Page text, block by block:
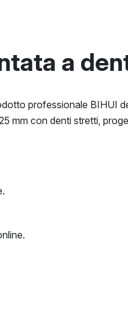
a
professionale
mm con denti stretti,